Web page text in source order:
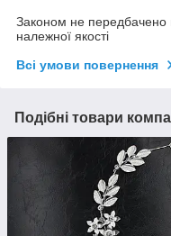
Законом не передбачено
належної якості
Всі умови повернення
Подібні товари